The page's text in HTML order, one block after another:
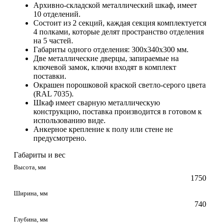
Архивно-складской металлический шкаф, имеет
10 отделений.
Состоит из 2 секций, каждая секция комплектуется
4 полками, которые делят пространство отделения
на 5 частей.
Габариты одного отделения: 300x340x300 мм.
Две металлические дверцы, запираемые на
ключевой замок, ключи входят в комплект
поставки.
Окрашен порошковой краской светло-серого цвета
(RAL 7035).
Шкаф имеет сварную металлическую
конструкцию, поставка производится в готовом к
использованию виде.
Анкерное крепление к полу или стене не
предусмотрено.
Габариты и вес
Высота, мм
1750
Ширина, мм
740
Глубина, мм